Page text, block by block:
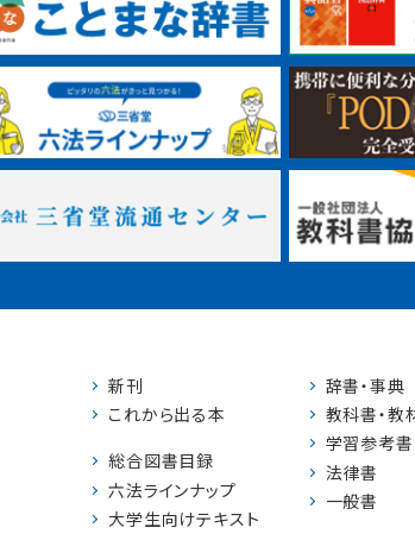
新刊
これから出る本
総合図書目録
六法ラインナップ
大学生向けテキスト
辞書・事典
教科書・教
学習参考書
法律書
一般書